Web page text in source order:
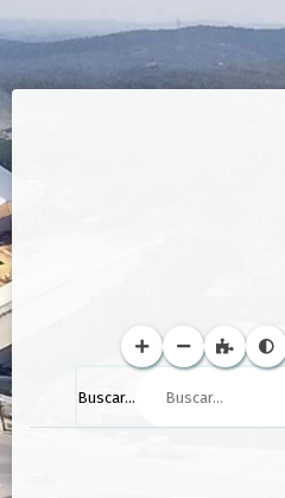
Buscar...